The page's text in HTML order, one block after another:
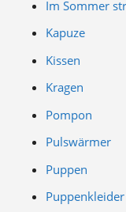
Im Sommer
Kapuze
Kissen
Kragen
Pompon
Pulswärmer
Puppen
Puppenkleider